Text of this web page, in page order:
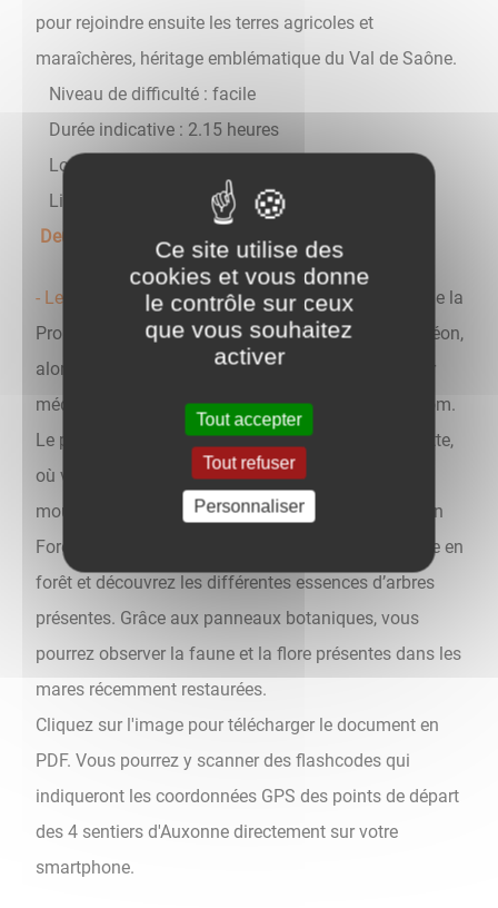
pour rejoindre ensuite les terres agricoles et
maraîchères, héritage emblématique du Val de Saône.
Niveau de difficulté : facile
Durée indicative : 2.15 heures
Longueur : 10 km
Lieu de départ : parking de bord de Saône
Deux autres sentiers vous sont proposés :
- Le Sentier Napoléon : au Hameau de la Cour, rue de la
Promenade, le sentier démarre là ou le jeune Napoléon,
alors en formation militaire à Auxonne, aimait venir
méditer à l’ombre du Chêne qui porte depuis son nom.
Le parcours se poursuit en forêt, le long de la Brizotte,
où vous pourrez même découvrir les vestiges d’un
moulin.
- Le Sentier forestier : au départ de la Maison
Forestière, route de Rainans, partez pour une balade en
forêt et découvrez les différentes essences d’arbres
présentes. Grâce aux panneaux botaniques, vous
pourrez observer la faune et la flore présentes dans les
mares récemment restaurées.
Cliquez sur l'image pour télécharger le document en
PDF. Vous pourrez y scanner des flashcodes qui
indiqueront les coordonnées GPS des points de départ
des 4 sentiers d'Auxonne directement sur votre
smartphone.
Ce site utilise des
cookies et vous donne
le contrôle sur ceux
que vous souhaitez
activer
Tout accepter
Tout refuser
Personnaliser